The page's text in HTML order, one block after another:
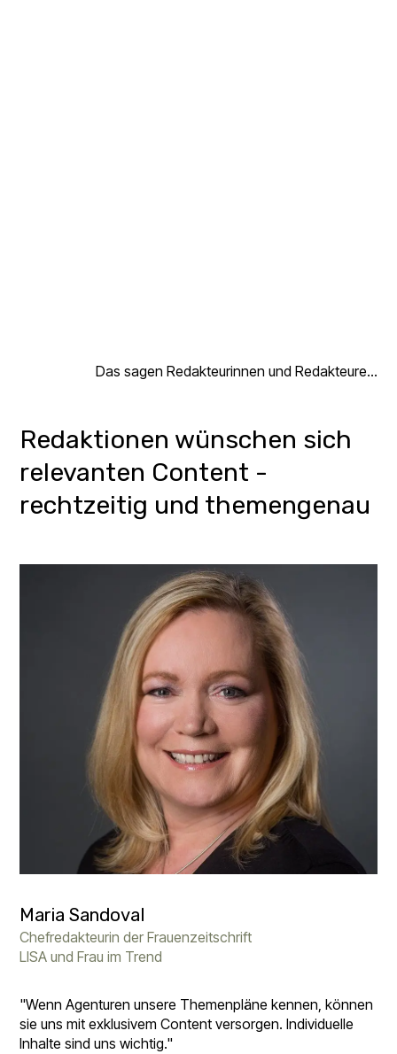
Das sagen Redakteurinnen und Redakteure...
Redaktionen wünschen sich
relevanten Content -
rechtzeitig und themengenau
Maria Sandoval
Chefredakteurin der Frauenzeitschrift
LISA und Frau im Trend
"Wenn Agenturen unsere Themenpläne kennen, können
sie uns mit exklusivem Content versorgen. Individuelle
Inhalte sind uns wichtig."